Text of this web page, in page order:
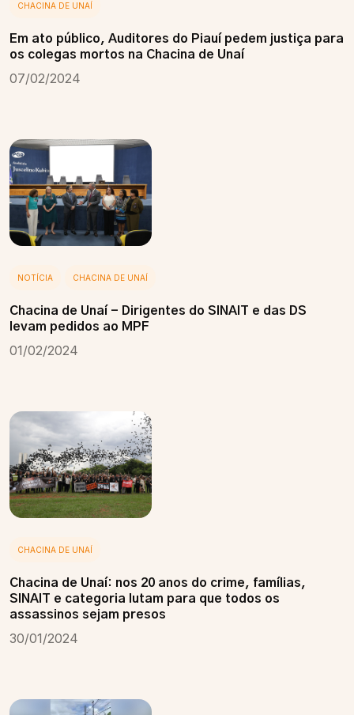
CHACINA DE UNAÍ
Em ato público, Auditores do Piauí pedem justiça para
os colegas mortos na Chacina de Unaí
07/02/2024
NOTÍCIA CHACINA DE UNAÍ
Chacina de Unaí - Dirigentes do SINAIT e das DS
levam pedidos ao MPF
01/02/2024
CHACINA DE UNAÍ
Chacina de Unaí: nos 20 anos do crime, famílias,
SINAIT e categoria lutam para que todos os
assassinos sejam presos
30/01/2024